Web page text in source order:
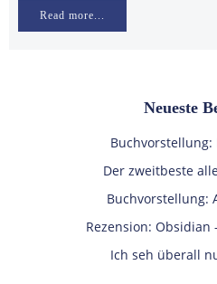
Read more...
Neueste
Buchvorstellung:
Der zweitbeste
Buchvorstellung:
Rezension: Obsidian
Ich seh überall